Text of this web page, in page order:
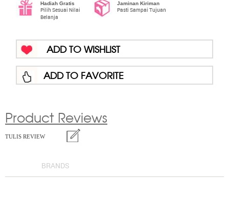
Hadiah Gratis
Pilih Sesuai Nilai
Belanja
Jaminan Kiriman
Pasti Sampai Tujuan
ADD TO WISHLIST
ADD TO FAVORITE
Product Reviews
TULIS REVIEW
BRANDS